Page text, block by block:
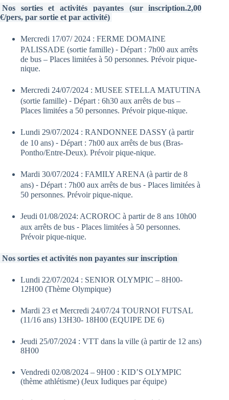
Nos sorties et activités payantes (sur inscription.2,00
€/pers, par sortie et par activité)
Mercredi 17/07/ 2024 : FERME DOMAINE
PALISSADE (sortie famille) ⁃ Départ : 7h00 aux arrêts
de bus – Places limitées à 50 personnes. Prévoir pique-
nique.
Mercredi 24/07/2024 : MUSEE STELLA MATUTINA
(sortie famille) ⁃ Départ : 6h30 aux arrêts de bus –
Places limitées a 50 personnes. Prévoir pique-nique.
Lundi 29/07/2024 : RANDONNEE DASSY (à partir
de 10 ans) ⁃ Départ : 7h00 aux arrêts de bus (Bras-
Pontho/Entre-Deux). Prévoir pique-nique.
Mardi 30/07/2024 : FAMILY ARENA (à partir de 8
ans) ⁃ Départ : 7h00 aux arrêts de bus ⁃ Places limitées à
50 personnes. Prévoir pique-nique.
Jeudi 01/08/2024: ACROROC à partir de 8 ans 10h00
aux arrêts de bus ⁃ Places limitées à 50 personnes.
Prévoir pique-nique.
Nos sorties et activités non payantes sur inscription
Lundi 22/07/2024 : SENIOR OLYMPIC – 8H00-
12H00 (Thème Olympique)
Mardi 23 et Mercredi 24/07/24 TOURNOI FUTSAL
(11/16 ans) 13H30- 18H00 (EQUIPE DE 6)
Jeudi 25/07/2024 : VTT dans la ville (à partir de 12 ans)
8H00
Vendredi 02/08/2024 – 9H00 : KID’S OLYMPIC
(thème athlétisme) (Jeux Iudiques par équipe)